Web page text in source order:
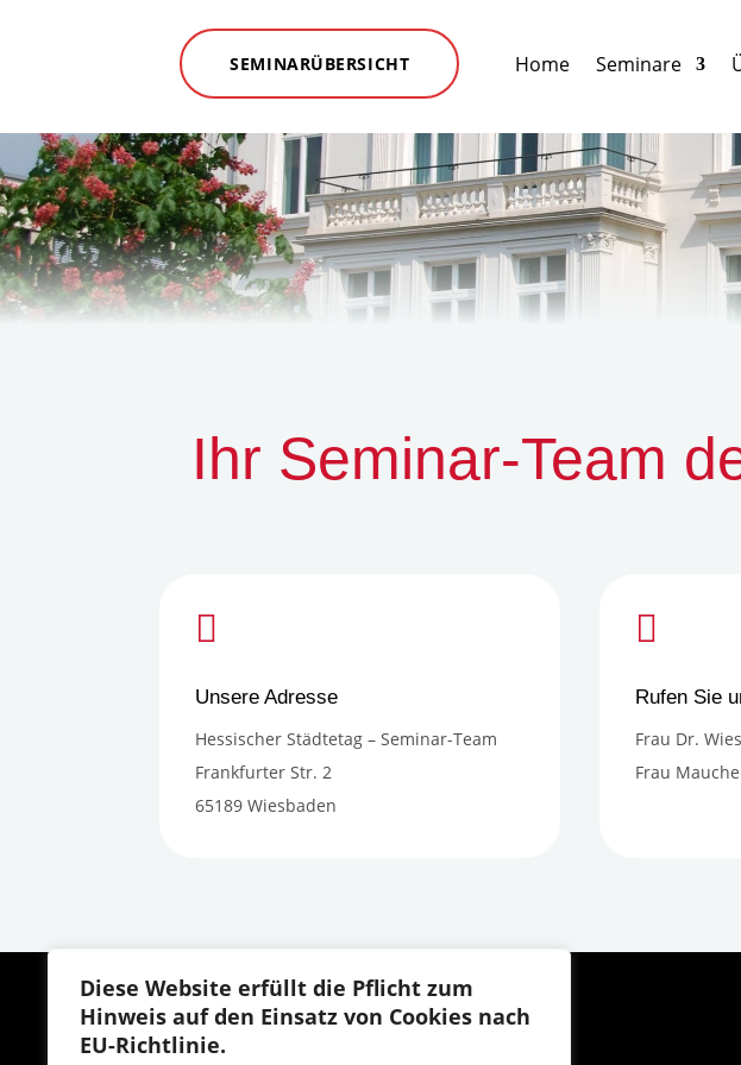
Diese Website erfüllt die Pflicht zum
Hinweis auf den Einsatz von Cookies nach
EU-Richtlinie.
SEMINARÜBERSICHT Home Seminare
Ihr Seminar-Team

Unsere Adresse
Hessischer Städtetag – Seminar-Team
Frankfurter Str. 2
65189 Wiesbaden

Rufen Sie
Frau Dr.
Frau
Home